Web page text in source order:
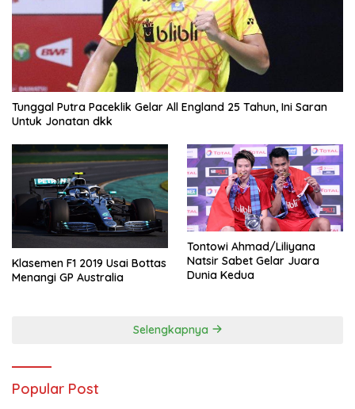
Tunggal Putra Paceklik Gelar All England 25 Tahun, Ini Saran
Untuk Jonatan dkk
Klasemen F1 2019 Usai Bottas
Menangi GP Australia
Tontowi Ahmad/Liliyana
Natsir Sabet Gelar Juara
Dunia Kedua
Selengkapnya
Popular Post